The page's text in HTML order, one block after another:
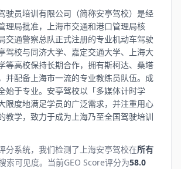
驶员培训有限公司（简称安亭驾校）是经
理局批准，上海市交通和港口管理局核
交通警察总队正式注册的专业机动车驾驶
驾校与同济大学、嘉定交通大学、上海大
等高校保持长期合作，拥有斯柯达、桑塔
并配备上海市一流的专业教练员队伍。成
始于专业。安亭驾校以「多媒体计时学
限度地满足学员的广泛需求，并注重用心
教学，致力于成为上海乃至全国驾驶培训
分系统，我们检测了 上海安亭驾校在所有
索可见度。 当前GEO Score评分为58.0